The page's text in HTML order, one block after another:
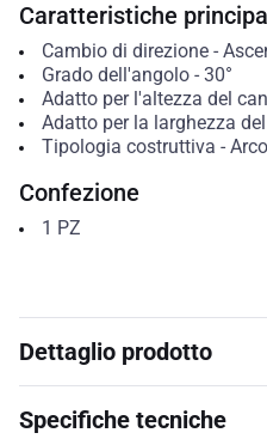
Caratteristiche
Cambio di direzione-
Grado dell'angolo- 30°
Adatto per l'altezza del
Adatto per la larghezza
Tipologia costruttiva -
Confezione
1 PZ
Dettaglio prodotto
Specifiche tecniche